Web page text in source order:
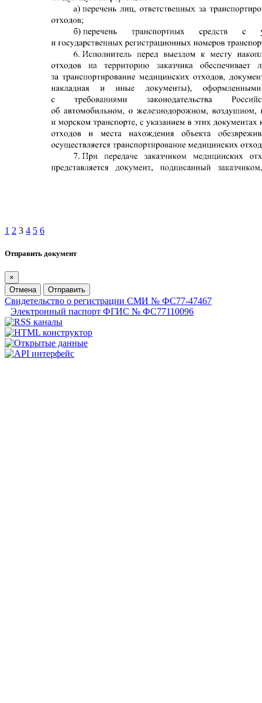
1 2 3 4 5 6
Отправить документ
×
Отмена
Отправить
Свидетельство о регистрации СМИ № ФС77-47467
Электронный паспорт ФГИС № ФС77110096